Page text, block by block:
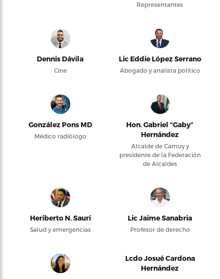
Representantes
Dennis Dávila
Cine
Lic Eddie López Serrano
Abogado y analista político
González Pons MD
Médico radiólogo
Hon. Gabriel “Gaby”
Hernández
Alcalde de Camuy y
presidente de la Federación
de Alcaldes
Heriberto N. Saurí
Salud y emergencias
Lic Jaime Sanabria
Profesor de derecho
Lcdo Josué Cardona
Hernández